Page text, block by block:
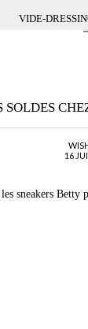
VIDE-
SOLDES
16
sneakers Betty